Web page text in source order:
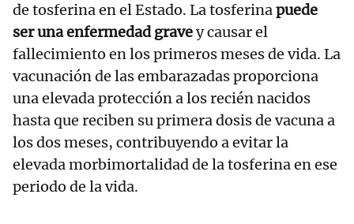
de tosferina en el Estado. La tosferinapuede
ser una enfermedad gravey causar el
fallecimiento en los primeros meses de vida. La
vacunación de las embarazadas proporciona
una elevada protección a los recién nacidos
hasta que reciben su primera dosis de vacuna a
los dos meses, contribuyendo a evitar la
elevada morbimortalidad de la tosferina en ese
periodo de la vida.